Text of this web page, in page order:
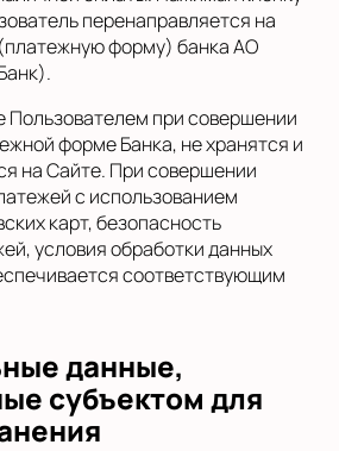
перенаправляется на
форму) банка АО
при совершении
форме Банка, не хранятся и
на Сайте. При совершении
с использованием
карт, безопасность
условия обработки данных
соответствующим
данные,
субъектом для